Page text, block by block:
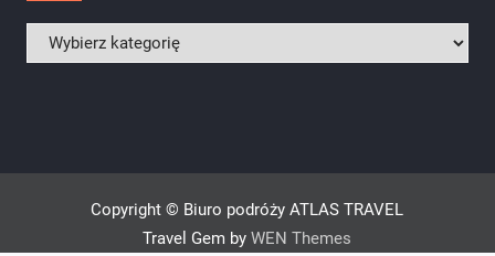
Kategorie wpisów
Copyright © Biuro podróży ATLAS TRAVEL
Travel Gem byWEN Themes